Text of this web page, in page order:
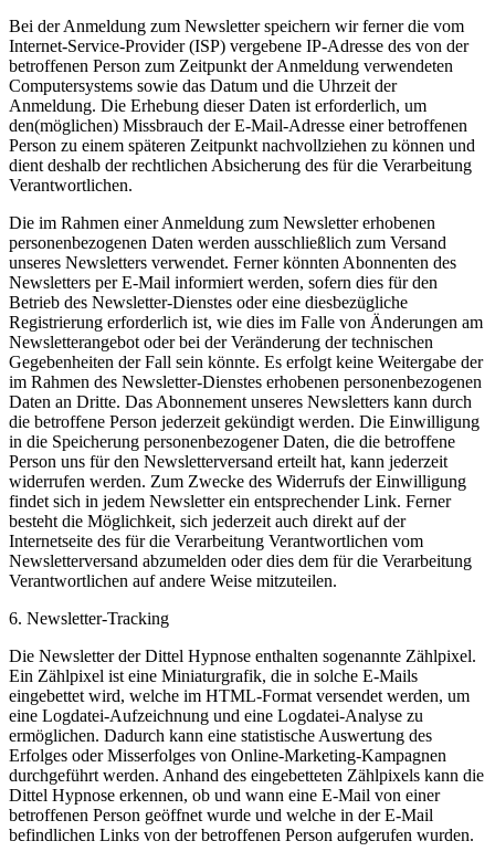
Bei der Anmeldung zum Newsletter speichern wir ferner die vom
Internet-Service-Provider (ISP) vergebene IP-Adresse des von der
betroffenen Person zum Zeitpunkt der Anmeldung verwendeten
Computersystems sowie das Datum und die Uhrzeit der
Anmeldung. Die Erhebung dieser Daten ist erforderlich, um
den(möglichen) Missbrauch der E-Mail-Adresse einer betroffenen
Person zu einem späteren Zeitpunkt nachvollziehen zu können und
dient deshalb der rechtlichen Absicherung des für die Verarbeitung
Verantwortlichen.
Die im Rahmen einer Anmeldung zum Newsletter erhobenen
personenbezogenen Daten werden ausschließlich zum Versand
unseres Newsletters verwendet. Ferner könnten Abonnenten des
Newsletters per E-Mail informiert werden, sofern dies für den
Betrieb des Newsletter-Dienstes oder eine diesbezügliche
Registrierung erforderlich ist, wie dies im Falle von Änderungen am
Newsletterangebot oder bei der Veränderung der technischen
Gegebenheiten der Fall sein könnte. Es erfolgt keine Weitergabe der
im Rahmen des Newsletter-Dienstes erhobenen personenbezogenen
Daten an Dritte. Das Abonnement unseres Newsletters kann durch
die betroffene Person jederzeit gekündigt werden. Die Einwilligung
in die Speicherung personenbezogener Daten, die die betroffene
Person uns für den Newsletterversand erteilt hat, kann jederzeit
widerrufen werden. Zum Zwecke des Widerrufs der Einwilligung
findet sich in jedem Newsletter ein entsprechender Link. Ferner
besteht die Möglichkeit, sich jederzeit auch direkt auf der
Internetseite des für die Verarbeitung Verantwortlichen vom
Newsletterversand abzumelden oder dies dem für die Verarbeitung
Verantwortlichen auf andere Weise mitzuteilen.
6. Newsletter-Tracking
Die Newsletter der Dittel Hypnose enthalten sogenannte Zählpixel.
Ein Zählpixel ist eine Miniaturgrafik, die in solche E-Mails
eingebettet wird, welche im HTML-Format versendet werden, um
eine Logdatei-Aufzeichnung und eine Logdatei-Analyse zu
ermöglichen. Dadurch kann eine statistische Auswertung des
Erfolges oder Misserfolges von Online-Marketing-Kampagnen
durchgeführt werden. Anhand des eingebetteten Zählpixels kann die
Dittel Hypnose erkennen, ob und wann eine E-Mail von einer
betroffenen Person geöffnet wurde und welche in der E-Mail
befindlichen Links von der betroffenen Person aufgerufen wurden.